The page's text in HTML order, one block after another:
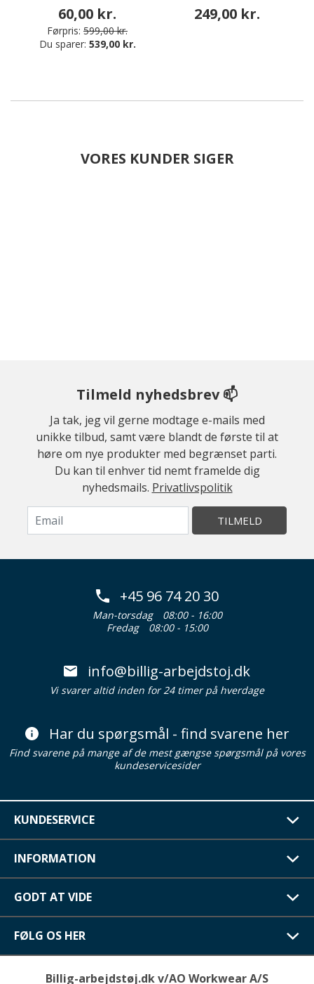
60,00 kr.
Førpris: 599,00 kr.
Du sparer: 539,00 kr.
249,00 kr.
VORES KUNDER SIGER
Tilmeld nyhedsbrev 📫
Ja tak, jeg vil gerne modtage e-mails med
unikke tilbud, samt være blandt de første til at
høre om nye produkter med begrænset parti.
Du kan til enhver tid nemt framelde dig
nyhedsmails. Privatlivspolitik
TILMELD
+45 96 74 20 30
Man-torsdag
08:00 - 16:00
Fredag
08:00 - 15:00
info@billig-arbejdstoj.dk
Vi svarer altid inden for 24 timer på hverdage
Har du spørgsmål - find svarene her
Find svarene på mange af de mest gængse spørgsmål på vores
kundeservicesider
KUNDESERVICE
INFORMATION
GODT AT VIDE
FØLG OS HER
Billig-arbejdstøj.dk v/AO Workwear A/S